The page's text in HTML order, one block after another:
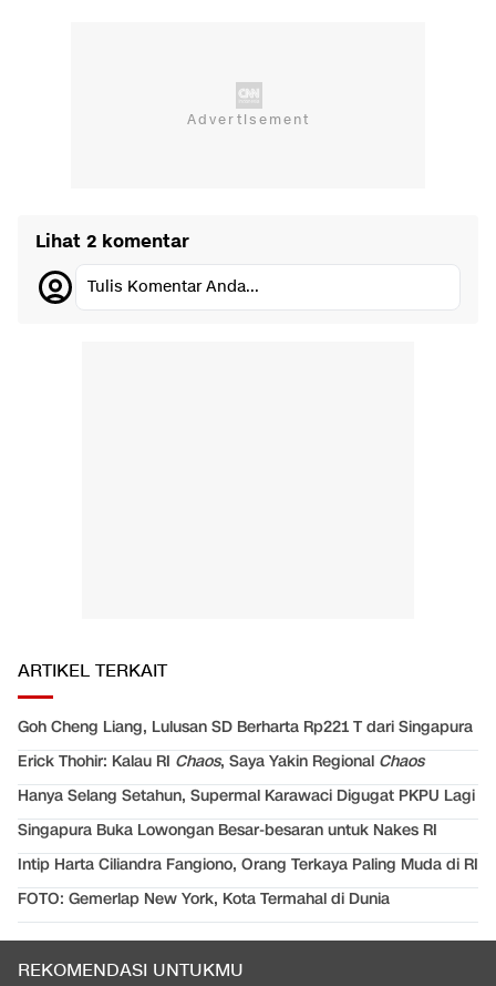
Lihat 2 komentar
Tulis Komentar Anda...
ARTIKEL TERKAIT
Goh Cheng Liang, Lulusan SD Berharta Rp221 T dari Singapura
Erick Thohir: Kalau RI Chaos, Saya Yakin Regional Chaos
Hanya Selang Setahun, Supermal Karawaci Digugat PKPU Lagi
Singapura Buka Lowongan Besar-besaran untuk Nakes RI
Intip Harta Ciliandra Fangiono, Orang Terkaya Paling Muda di RI
FOTO: Gemerlap New York, Kota Termahal di Dunia
REKOMENDASI UNTUKMU